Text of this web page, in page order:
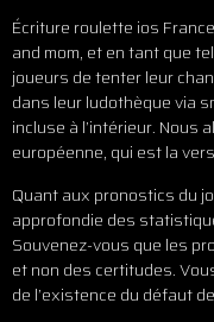
Écriture roulette ios
and mom, et en tant que
joueurs de tenter leur
dans leur ludothèque via
incluse à l’intérieur. Nous
européenne, qui est la
Quant aux pronostics du
approfondie des
Souvenez-vous que les
et non des certitudes.
de l’existence du défaut de